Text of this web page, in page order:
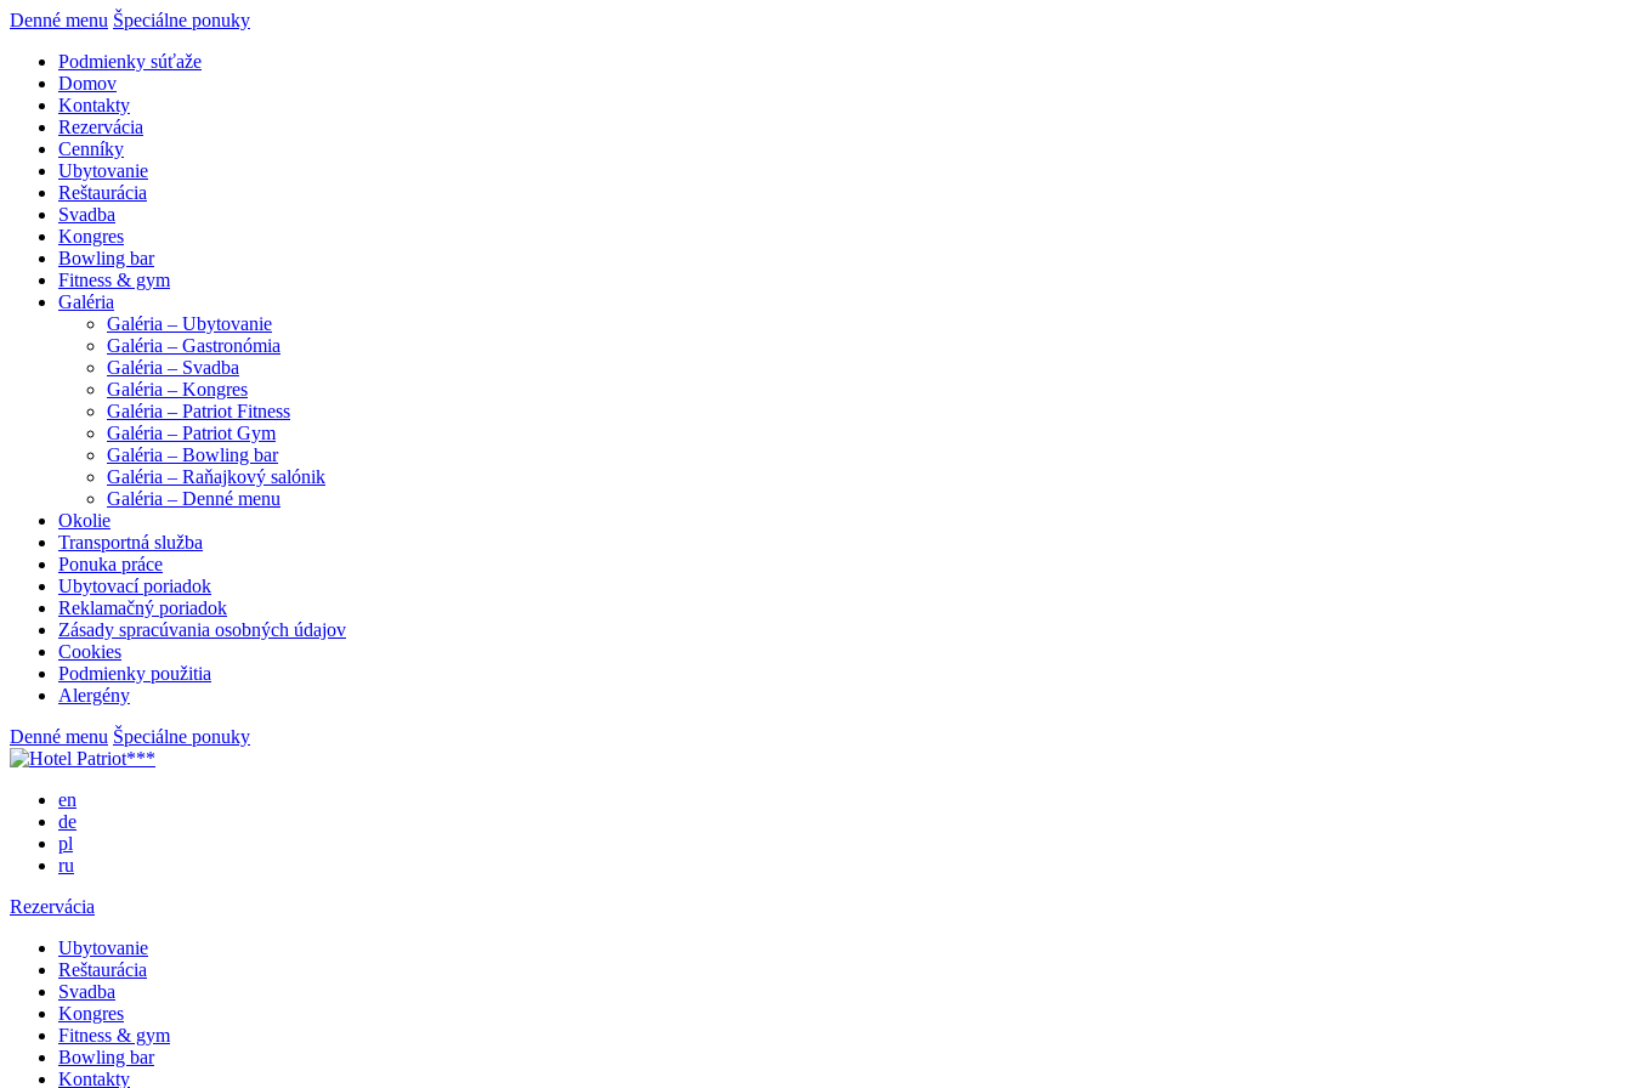
Denné menu Špeciálne ponuky
Podmienky súťaže
Domov
Kontakty
Rezervácia
Cenníky
Ubytovanie
Reštaurácia
Svadba
Kongres
Bowling bar
Fitness & gym
Galéria
Galéria – Ubytovanie
Galéria – Gastronómia
Galéria – Svadba
Galéria – Kongres
Galéria – Patriot Fitness
Galéria – Patriot Gym
Galéria – Bowling bar
Galéria – Raňajkový salónik
Galéria – Denné menu
Okolie
Transportná služba
Ponuka práce
Ubytovací poriadok
Reklamačný poriadok
Zásady spracúvania osobných údajov
Cookies
Podmienky použitia
Alergény
Denné menu Špeciálne ponuky
en
de
pl
ru
Rezervácia
Ubytovanie
Reštaurácia
Svadba
Kongres
Fitness & gym
Bowling bar
Kontakty